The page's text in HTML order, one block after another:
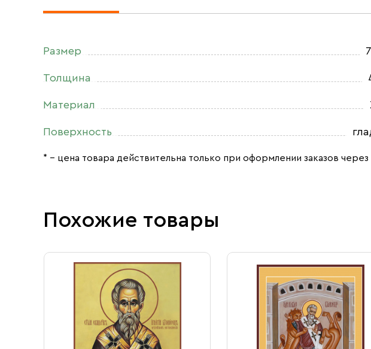
Размер
Толщина
Материал
Поверхность
* – цена товара действительна только при оформлении заказов
Похожие товары